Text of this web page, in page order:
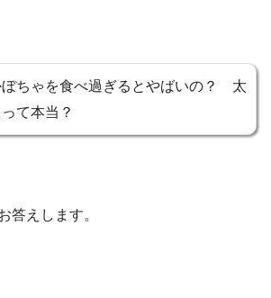
ちゃを食べ過ぎるとやばいの？ 太
って本当？
答えします。